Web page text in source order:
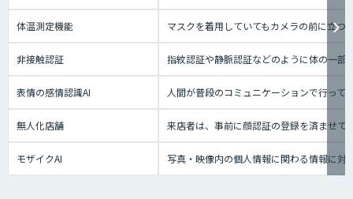
体温測定機能 マスクを着用していてもカメラの前に立
非接触認証 指紋認証や静脈認証などのように体の一部
表情の感情認識AI 人間が普段のコミュニケーションで行っ
無人化店舗 来店者は、事前に顔認証の登録を済ませて
モザイクAI 写真・映像内の個人情報に関わる情報に